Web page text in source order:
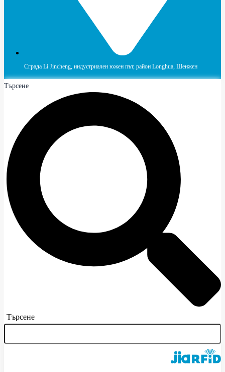
Сграда Li Jincheng, индустриален южен път, район Longhua, Шенжен
Търсене
Търсене